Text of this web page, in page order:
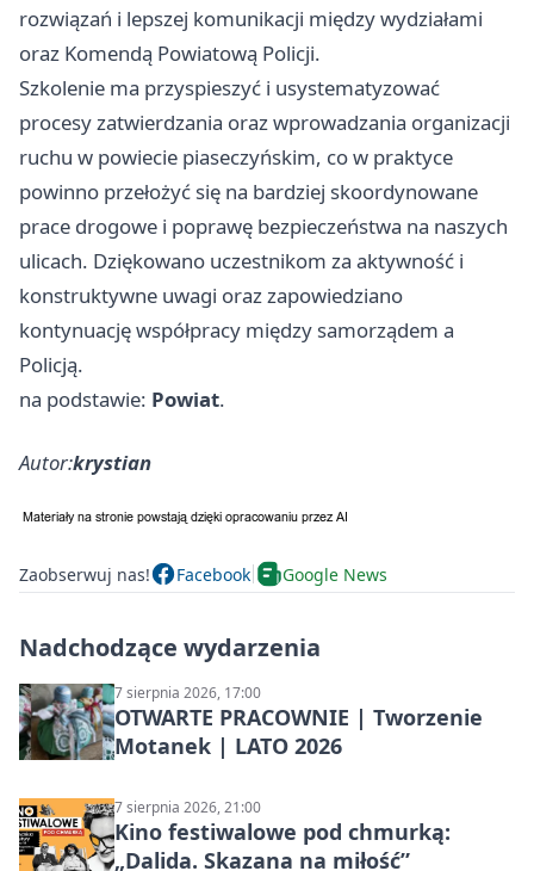
rozwiązań i lepszej komunikacji między wydziałami
oraz Komendą Powiatową Policji.
Szkolenie ma przyspieszyć i usystematyzować
procesy zatwierdzania oraz wprowadzania organizacji
ruchu w powiecie piaseczyńskim, co w praktyce
powinno przełożyć się na bardziej skoordynowane
prace drogowe i poprawę bezpieczeństwa na naszych
ulicach. Dziękowano uczestnikom za aktywność i
konstruktywne uwagi oraz zapowiedziano
kontynuację współpracy między samorządem a
Policją.
na podstawie: Powiat.
Autor:krystian
Zaobserwuj nas! Facebook Google News
Nadchodzące wydarzenia
7 sierpnia 2026, 17:00
OTWARTE PRACOWNIE | Tworzenie
Motanek | LATO 2026
7 sierpnia 2026, 21:00
Kino festiwalowe pod chmurką:
„Dalida. Skazana na miłość”